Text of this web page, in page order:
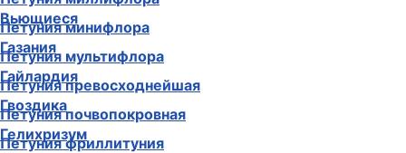
Петуния минифлора
Петуния мультифлора
Петуния превосходнейшая
Петуния почвопокровная
Петуния фриллитуния
Вьющиеся
Газания
Гайлардия
Гвоздика
Гелихризум